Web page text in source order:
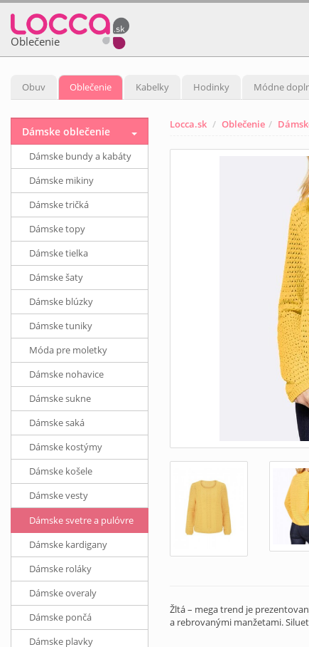
Oblečenie
Obuv Oblečenie Kabelky Hodinky Módne
Locca.sk Oblečenie
Žltá – mega trend je
a rebrovanými manžetami.
Dámske oblečenie
Dámske bundy a kabáty
Dámske mikiny
Dámske tričká
Dámske topy
Dámske tielka
Dámske šaty
Dámske blúzky
Dámske tuniky
Móda pre moletky
Dámske nohavice
Dámske sukne
Dámske saká
Dámske kostýmy
Dámske košele
Dámske vesty
Dámske svetre a pulóvre
Dámske kardigany
Dámske roláky
Dámske overaly
Dámske pončá
Dámske plavky